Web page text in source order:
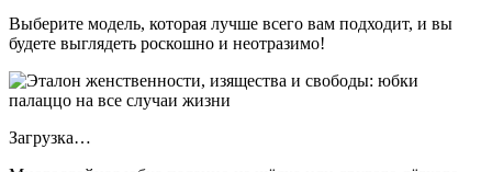
Выберите модель, которая лучше всего вам подходит, и вы
будете выглядеть роскошно и неотразимо!
Загрузка…